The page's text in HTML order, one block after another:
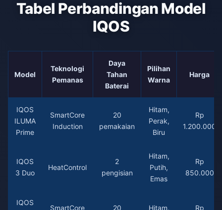
Tabel Perbandingan Model
IQOS
Model
Teknologi
Pemanas
Daya
Tahan
Baterai
Pilihan
Warna
Harga
IQOS
ILUMA
Prime
SmartCore
Induction
20
pemakaian
Hitam,
Perak,
Biru
Rp
1.200.000
IQOS
3 Duo
HeatControl
2
pengisian
Hitam,
Putih,
Emas
Rp
850.000
IQOS
SmartCore
20
Hitam,
Rp